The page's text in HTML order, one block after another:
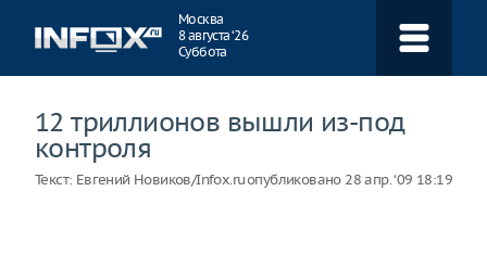
Москва
8 августа ‘26
Суббота
12 триллионов вышли из-под
контроля
Текст: Евгений Новиков/Infox.ruопубликовано 28 апр. ‘09 18:19